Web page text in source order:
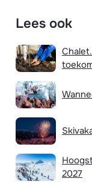
Lees ook
2027